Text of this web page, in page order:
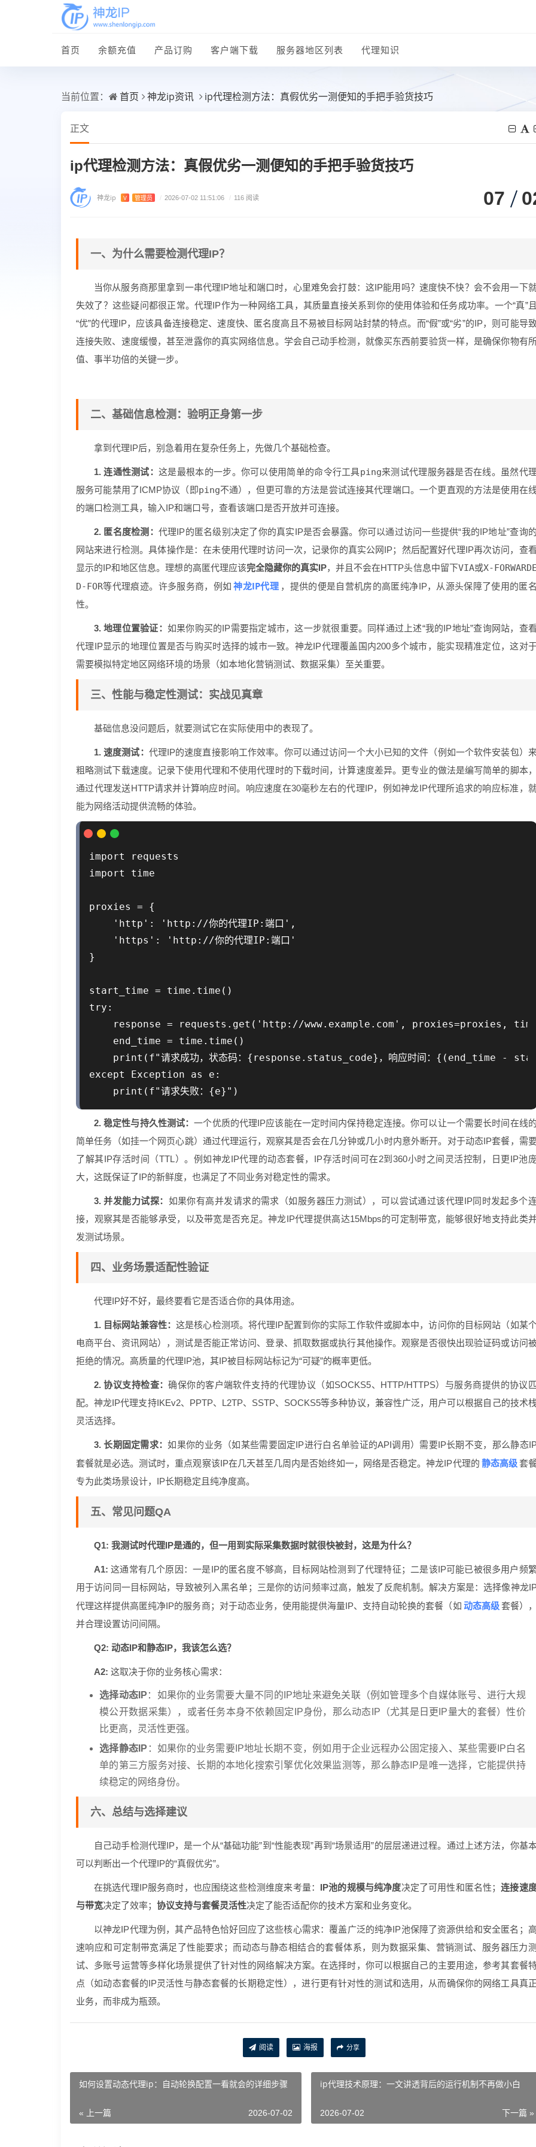
首页 余额充值 产品订购 客户端下载 服务器地区列表 代理知识
当前位置： 首页 神龙ip资讯 ip代理检测方法：真假优劣一测便知的手把手验货技巧
正文
ip代理检测方法：真假优劣一测便知的手把手验货技巧
神龙ip V 管理员 / 2026-07-02 11:51:06 / 116 阅读 07
一、为什么需要检测代理IP？
当你从服务商那里拿到一串代理IP地址和端口时，心里难免会打鼓：这IP能用吗？速度快不快？会不会用一下
失效了？这些疑问都很正常。代理IP作为一种网络工具，其质量直接关系到你的使用体验和任务成功率。一个“真”且
“优”的代理IP，应该具备连接稳定、速度快、匿名度高且不易被目标网站封禁的特点。而“假”或“劣”的IP，则可能导
连接失败、速度缓慢，甚至泄露你的真实网络信息。学会自己动手检测，就像买东西前要验货一样，是确保你物有
值、事半功倍的关键一步。
二、基础信息检测：验明正身第一步
拿到代理IP后，别急着用在复杂任务上，先做几个基础检查。
1. 连通性测试：这是最根本的一步。你可以使用简单的命令行工具ping来测试代理服务器是否在线。虽然代理
服务可能禁用了ICMP协议（即ping不通），但更可靠的方法是尝试连接其代理端口。一个更直观的方法是使用在线
的端口检测工具，输入IP和端口号，查看该端口是否开放并可连接。
2. 匿名度检测： 代理IP的匿名级别决定了你的真实IP是否会暴露。你可以通过访问一些提供“我的IP地址”查询的
网站来进行检测。具体操作是：在未使用代理时访问一次，记录你的真实公网IP；然后配置好代理IP再次访问，查看
显示的IP和地区信息。理想的高匿代理应该完全隐藏你的真实IP，并且不会在HTTP头信息中留下VIA或X-FORWARDE
D-FOR等代理痕迹。许多服务商，例如 神龙IP代理 ，提供的便是自营机房的高匿纯净IP，从源头保障了使用的匿名
性。
3. 地理位置验证： 如果你购买的IP需要指定城市，这一步就很重要。同样通过上述“我的IP地址”查询网站，查看
代理IP显示的地理位置是否与购买时选择的城市一致。神龙IP代理覆盖国内200多个城市，能实现精准定位，这对
需要模拟特定地区网络环境的场景（如本地化营销测试、数据采集）至关重要。
三、性能与稳定性测试：实战见真章
基础信息没问题后，就要测试它在实际使用中的表现了。
1. 速度测试： 代理IP的速度直接影响工作效率。你可以通过访问一个大小已知的文件（例如一个软件安装包）
粗略测试下载速度。记录下使用代理和不使用代理时的下载时间，计算速度差异。更专业的做法是编写简单的脚本，
通过代理发送HTTP请求并计算响应时间。响应速度在30毫秒左右的代理IP，例如神龙IP代理所追求的响应标准，
能为网络活动提供流畅的体验。
import requests
import time
proxies = {
    'http': 'http://你的代理IP:端口',
    'https': 'http://你的代理IP:端口'
}
start_time = time.time()
try:
response = requests.get('http://www.example.com', proxies=proxies,
    end_time = time.time()
print(f"请求成功，状态码：{response.status_code}，响应时间：{(end_time -
except Exception as e:
2. 稳定性与持久性测试：一个优质的代理IP应该能在一定时间内保持稳定连接。你可以让一个需要长时间在线的
简单任务（如挂一个网页心跳）通过代理运行，观察其是否会在几分钟或几小时内意外断开。对于动态IP套餐，需
了解其IP存活时间（TTL）。例如神龙IP代理的动态套餐，IP存活时间可在2到360小时之间灵活控制，日更IP池
大，这既保证了IP的新鲜度，也满足了不同业务对稳定性的需求。
3. 并发能力试探： 如果你有高并发请求的需求（如服务器压力测试），可以尝试通过该代理IP同时发起多个连
接，观察其是否能够承受，以及带宽是否充足。神龙IP代理提供高达15Mbps的可定制带宽，能够很好地支持此类
发测试场景。
四、业务场景适配性验证
代理IP好不好，最终要看它是否适合你的具体用途。
1. 目标网站兼容性：这是核心检测项。将代理IP配置到你的实际工作软件或脚本中，访问你的目标网站（如某
电商平台、资讯网站），测试是否能正常访问、登录、抓取数据或执行其他操作。观察是否很快出现验证码或访问
拒绝的情况。高质量的代理IP池，其IP被目标网站标记为“可疑”的概率更低。
2. 协议支持检查：确保你的客户端软件支持的代理协议（如SOCKS5、HTTP/HTTPS）与服务商提供的协议匹
配。神龙IP代理支持IKEv2、PPTP、L2TP、SSTP、SOCKS5等多种协议，兼容性广泛，用户可以根据自己的技术栈
灵活选择。
3. 长期固定需求：如果你的业务（如某些需要固定IP进行白名单验证的API调用）需要IP长期不变，那么静态
套餐就是必选。测试时，重点观察该IP在几天甚至几周内是否始终如一，网络是否稳定。神龙IP代理的 静态高级 套
专为此类场景设计，IP长期稳定且纯净度高。
五、常见问题QA
Q1: 我测试时代理IP是通的，但一用到实际采集数据时就很快被封，这是为什么？
A1: 这通常有几个原因：一是IP的匿名度不够高，目标网站检测到了代理特征；二是该IP可能已被很多用户频
用于访问同一目标网站，导致被列入黑名单；三是你的访问频率过高，触发了反爬机制。解决方案是：选择像神龙
代理这样提供高匿纯净IP的服务商；对于动态业务，使用能提供海量IP、支持自动轮换的套餐（如 动态高级 套餐），
并合理设置访问间隔。
Q2: 动态IP和静态IP，我该怎么选？
A2: 这取决于你的业务核心需求：
选择动态IP ：如果你的业务需要大量不同的IP地址来避免关联（例如管理多个自媒体账号、进行大规
模公开数据采集），或者任务本身不依赖固定IP身份，那么动态IP（尤其是日更IP量大的套餐）性价
比更高，灵活性更强。
选择静态IP ：如果你的业务需要IP地址长期不变，例如用于企业远程办公固定接入、某些需要IP白名
单的第三方服务对接、长期的本地化搜索引擎优化效果监测等，那么静态IP是唯一选择，它能提供持
续稳定的网络身份。
六、总结与选择建议
自己动手检测代理IP，是一个从“基础功能”到“性能表现”再到“场景适用”的层层递进过程。通过上述方法，你基
可以判断出一个代理IP的“真假优劣”。
在挑选代理IP服务商时，也应围绕这些检测维度来考量： IP池的规模与纯净度决定了可用性和匿名性；连接速
与带宽决定了效率； 协议支持与套餐灵活性决定了能否适配你的技术方案和业务变化。
以神龙IP代理为例，其产品特色恰好回应了这些核心需求：覆盖广泛的纯净IP池保障了资源供给和安全匿名；高
速响应和可定制带宽满足了性能要求；而动态与静态相结合的套餐体系，则为数据采集、营销测试、服务器压力测
试、多账号运营等多样化场景提供了针对性的网络解决方案。在选择时，你可以根据自己的主要用途，参考其套餐
点（如动态套餐的IP灵活性与静态套餐的长期稳定性），进行更有针对性的测试和选用，从而确保你的网络工具真正
业务，而非成为瓶颈。
阅读 海报 分享
如何设置动态代理ip：自动轮换配置一看就会的详细步骤
« 上一篇 2026-07-02
ip代理技术原理：一文讲透背后的运行机制不再做小白
下一篇 »
2026-07-02